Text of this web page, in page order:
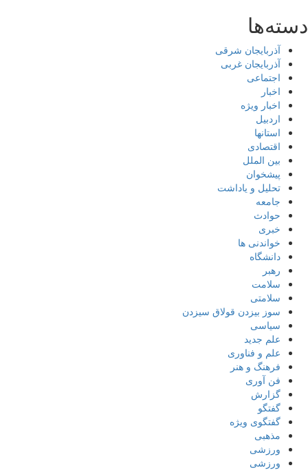
دسته‌ها
آذربایجان شرقی
آذربایجان غربی
اجتماعی
اخبار
اخبار ویژه
اردبیل
استانها
اقتصادی
بین الملل
پیشخوان
تحلیل و یاداشت
جامعه
حوادث
خبری
خواندنی ها
دانشگاه
رهبر
سلامت
سلامتی
سوز بیزدن قولاق سیزدن
سیاسی
علم جدید
علم و فناوری
فرهنگ و هنر
فن آوری
گزارش
گفتگو
گفتگوی ویژه
مذهبی
ورزشی
ورزشی